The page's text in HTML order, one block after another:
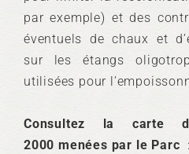
par exemple) et des
éventuels de chaux et
sur les étangs
utilisées pour
Consultez la carte
2000 menées par le Parc :